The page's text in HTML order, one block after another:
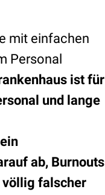
mit einfachen
Personal
ist für
und lange
ab, Burnouts
völlig falscher